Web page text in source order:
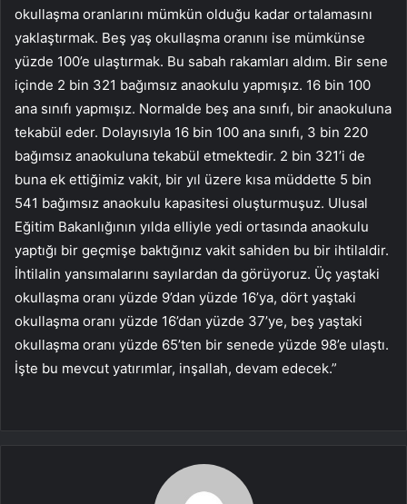
okullaşma oranlarını mümkün olduğu kadar ortalamasını
yaklaştırmak. Beş yaş okullaşma oranını ise mümkünse
yüzde 100’e ulaştırmak. Bu sabah rakamları aldım. Bir sene
içinde 2 bin 321 bağımsız anaokulu yapmışız. 16 bin 100
ana sınıfı yapmışız. Normalde beş ana sınıfı, bir anaokuluna
tekabül eder. Dolayısıyla 16 bin 100 ana sınıfı, 3 bin 220
bağımsız anaokuluna tekabül etmektedir. 2 bin 321’i de
buna ek ettiğimiz vakit, bir yıl üzere kısa müddette 5 bin
541 bağımsız anaokulu kapasitesi oluşturmuşuz. Ulusal
Eğitim Bakanlığının yılda elliyle yedi ortasında anaokulu
yaptığı bir geçmişe baktığınız vakit sahiden bu bir ihtilaldir.
İhtilalin yansımalarını sayılardan da görüyoruz. Üç yaştaki
okullaşma oranı yüzde 9’dan yüzde 16’ya, dört yaştaki
okullaşma oranı yüzde 16’dan yüzde 37’ye, beş yaştaki
okullaşma oranı yüzde 65’ten bir senede yüzde 98’e ulaştı.
İşte bu mevcut yatırımlar, inşallah, devam edecek.”